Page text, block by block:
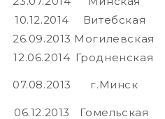
10.12.2014 Витебская
26.09.2013 Могилевская
12.06.2014 Гродненская
07.08.2013 г.Минск
06.12.2013 Гомельская